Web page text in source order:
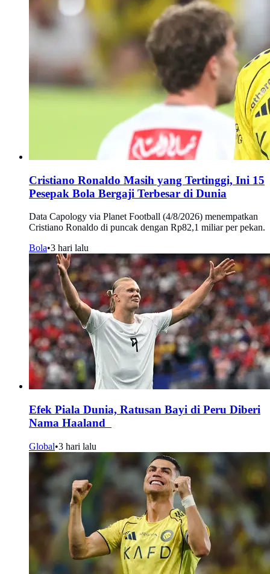
Cristiano Ronaldo Masih yang Tertinggi, Ini 15
Pesepak Bola Bergaji Terbesar di Dunia
Data Capology via Planet Football (4/8/2026) menempatkan
Cristiano Ronaldo di puncak dengan Rp82,1 miliar per pekan.
Bola•3 hari lalu
Efek Piala Dunia, Ratusan Bayi di Peru Diberi
Nama Haaland
Global•3 hari lalu